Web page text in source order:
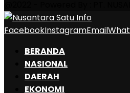
FacebookInstagramEmail
BERANDA
NASIONAL
DAERAH
EKONOMI